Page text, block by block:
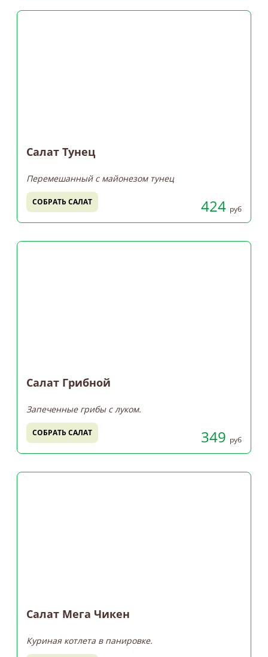
Салат Тунец
Перемешанный с майонезом тунец
СОБРАТЬ САЛАТ 424 руб
Салат Грибной
Запеченные грибы с луком.
СОБРАТЬ САЛАТ 349 руб
Салат Мега Чикен
Куриная котлета в панировке.